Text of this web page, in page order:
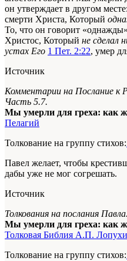
он утверждает в другом
смерти Христа, Который
То, что он говорит
Христос, Который не сделал
устах Его 1 Пет. 2:22, умер
Источник
Комментарии на Послание к
Часть 5.7.
Мы умерли для греха: как
Пелагий
Толкование на группу стихов:
Павел желает, чтобы
дабы уже не мог согрешать.
Источник
Толкования на послания
Мы умерли для греха: как
Толковая Библия А.П.
Толкование на группу стихов: